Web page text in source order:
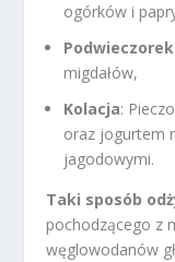
ogórków i
Podwieczorek
migdałów,
Kolacja:
oraz jogurtem
jagodowymi.
Taki sposób
pochodzącego z
węglowodanów